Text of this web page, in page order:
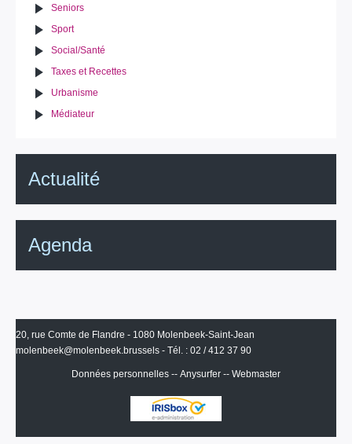
Seniors
Sport
Social/Santé
Taxes et Recettes
Urbanisme
Médiateur
Actualité
Agenda
20, rue Comte de Flandre - 1080 Molenbeek-Saint-Jean
molenbeek@molenbeek.brussels - Tél. : 02 / 412 37 90
Données personnelles -- Anysurfer -- Webmaster